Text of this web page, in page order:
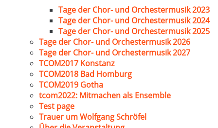
Tage der Chor- und Orchestermusik 2023
Tage der Chor- und Orchestermusik 2024
Tage der Chor- und Orchestermusik 2025
Tage der Chor- und Orchestermusik 2026
Tage der Chor- und Orchestermusik 2027
TCOM2017 Konstanz
TCOM2018 Bad Homburg
TCOM2019 Gotha
tcom2022: Mitmachen als Ensemble
Test page
Trauer um Wolfgang Schröfel